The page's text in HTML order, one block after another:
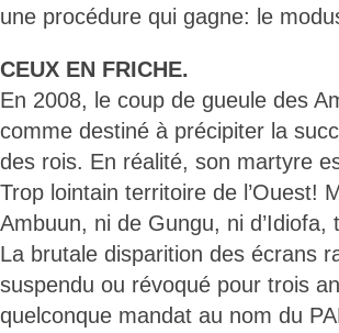
une procédure qui gagne: le
CEUX EN FRICHE.
En 2008, le coup de gueule des
comme destiné à précipiter la
des rois. En réalité, son martyre
Trop lointain territoire de l’Ouest!
Ambuun, ni de Gungu, ni d’Idiofa,
La brutale disparition des écrans
suspendu ou révoqué pour trois
quelconque mandat au nom du